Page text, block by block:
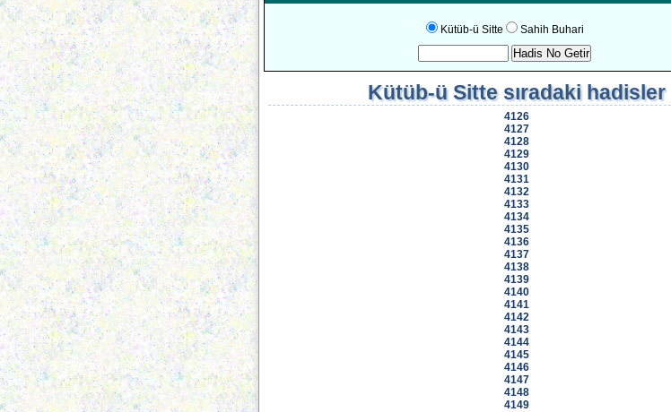
Kütüb-ü Sitte Sahih Buhari
Kütüb-ü Sittesıradaki hadisler
4126
4127
4128
4129
4130
4131
4132
4133
4134
4135
4136
4137
4138
4139
4140
4141
4142
4143
4144
4145
4146
4147
4148
4149